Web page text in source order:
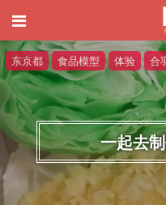
东京都 食品模型 体验 合
一起去